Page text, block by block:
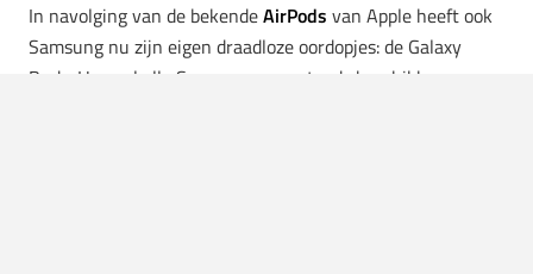
In navolging van de bekendeAirPods van Apple heeft ook
Samsung nu zijn eigen draadloze oordopjes: de Galaxy
Buds. Hoewel alle Samsungs nog steeds beschikken over